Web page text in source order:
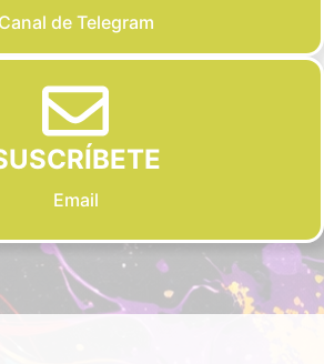
Canal de Telegram
Email